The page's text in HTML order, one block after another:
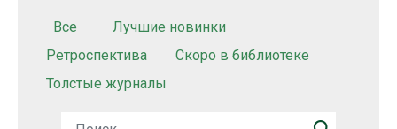
Все
Лучшие новинки
Ретроспектива
Скоро в библиотеке
Толстые журналы